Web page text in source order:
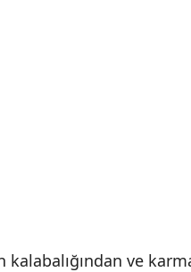
kalabalığından ve